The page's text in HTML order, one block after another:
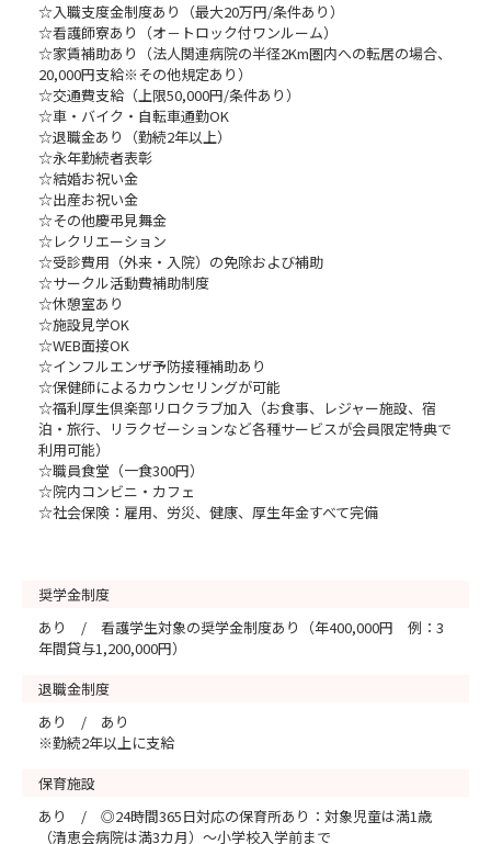
☆入職支度金制度あり（最大20万円/条件あり）
☆看護師寮あり（オ－トロック付ワンルーム）
☆家賃補助あり（法人関連病院の半径2Km圏内への転居の場合、
20,000円支給※その他規定あり）
☆交通費支給（上限50,000円/条件あり）
☆車・バイク・自転車通勤OK
☆退職金あり（勤続2年以上）
☆永年勤続者表彰
☆結婚お祝い金
☆出産お祝い金
☆その他慶弔見舞金
☆レクリエーション
☆受診費用（外来・入院）の免除および補助
☆サークル活動費補助制度
☆休憩室あり
☆施設見学OK
☆WEB面接OK
☆インフルエンザ予防接種補助あり
☆保健師によるカウンセリングが可能
☆福利厚生倶楽部リロクラブ加入（お食事、レジャー施設、宿
泊・旅行、リラクゼーションなど各種サービスが会員限定特典で
利用可能）
☆職員食堂（一食300円）
☆院内コンビニ・カフェ
☆社会保険：雇用、労災、健康、厚生年金すべて完備
奨学金制度
あり / 看護学生対象の奨学金制度あり（年400,000円 例：3
年間貸与1,200,000円）
退職金制度
あり / あり
※勤続2年以上に支給
保育施設
あり / ◎24時間365日対応の保育所あり：対象児童は満1歳
（清恵会病院は満3カ月）～小学校入学前まで